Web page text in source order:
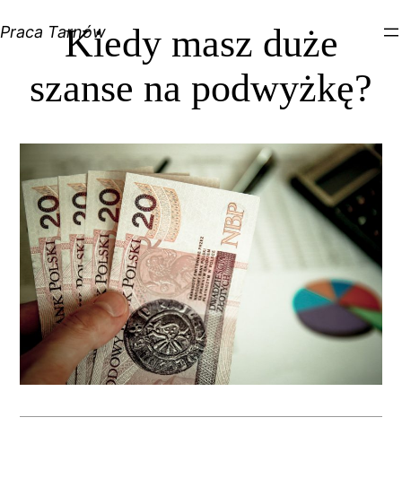
Praca TarnówKiedy masz duże
szanse na podwyżkę?